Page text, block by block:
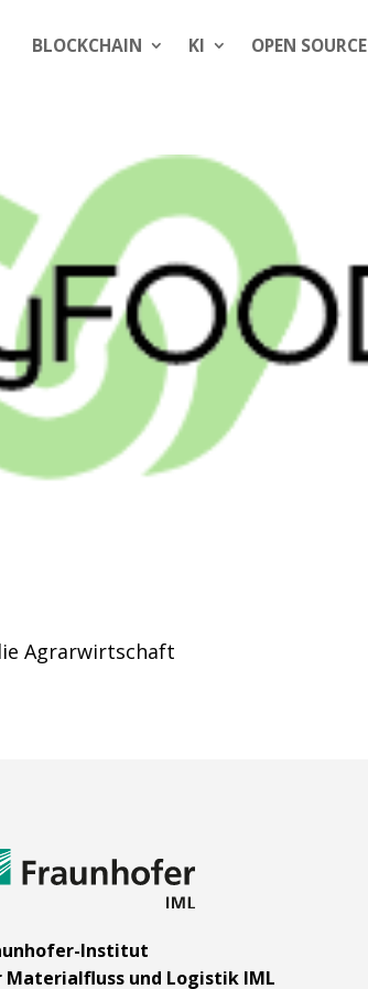
BLOCKCHAIN KI OPEN SOURCE
Agrarwirtschaft
Institut
Materialfluss und Logistik IML